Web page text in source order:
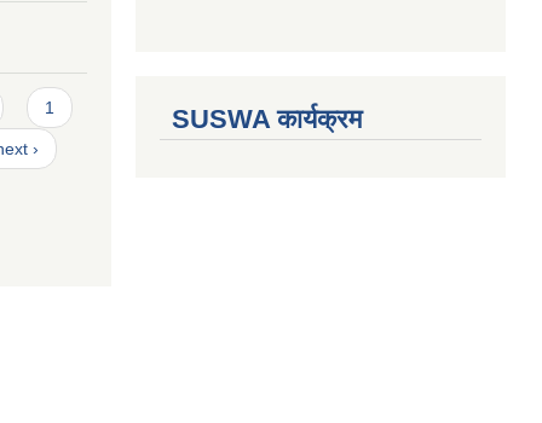
1
›
SUSWA कार्यक्रम